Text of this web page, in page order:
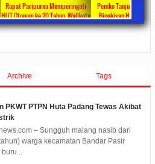
Rapat Paripurna Memperingati
HUT Otonom ke 20 Tahun, Walikota
Rahma Paparkan Capaian
Pemko Tanjung
Bingkisan Hari Raya
Untuk Masyarakat
Archive Tags
PKWT PTPN Huta Padang Tewas Akibat
– Sungguh malang nasib dari
warga kecamatan Bandar Pasir